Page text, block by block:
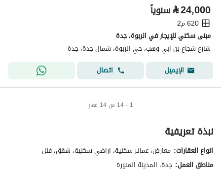
⃁24,000 سنوياً
620 م2
مبنى سكني للإيجار في الربوة، جدة
شارع شجاع بن ابي وهب، حي الربوة، شمال جدة، جدة
الإيميل
اتصال
1 - 14 من 14 عقار
نبذة تعريفية
انواع العقارات: معارض، عمائر سكنية، اراضي سكنية، شقق، فلل
مناطق العمل: جدة، المدينة المنورة